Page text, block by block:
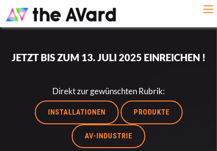
JETZT BIS ZUM 13. JULI 2025 EINREICHEN !
Direkt zur gewünschten Rubrik:
INSTALLATIONEN PRODUKTE
AV-INDUSTRIE